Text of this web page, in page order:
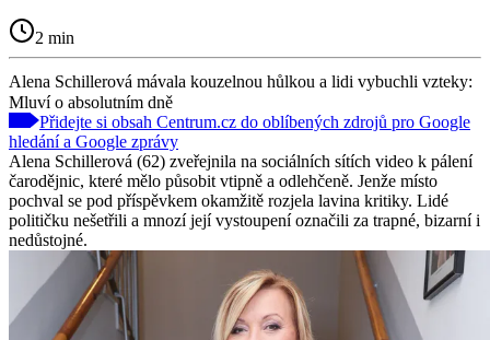
2 min
Alena Schillerová mávala kouzelnou hůlkou a lidi vybuchli vzteky:
Mluví o absolutním dně
Přidejte si obsah Centrum.cz do oblíbených zdrojů pro Google
hledání a Google zprávy
Alena Schillerová (62) zveřejnila na sociálních sítích video k pálení
čarodějnic, které mělo působit vtipně a odlehčeně. Jenže místo
pochval se pod příspěvkem okamžitě rozjela lavina kritiky. Lidé
političku nešetřili a mnozí její vystoupení označili za trapné, bizarní i
nedůstojné.